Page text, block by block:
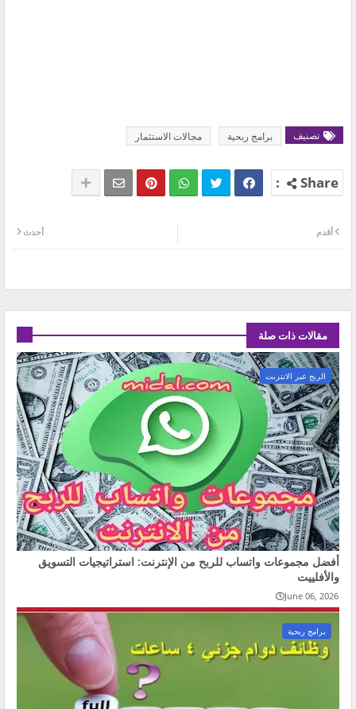
تصنيف برامج ربحية مجالات الاستثمار
أحدث أقدم
مقالات ذات صلة
الربح عبر الانترنت
أفضل مجموعات واتساب للربح من الإنترنت: استراتيجيات التسويق
والأفلييت
June 06, 2026
برامج ربحية